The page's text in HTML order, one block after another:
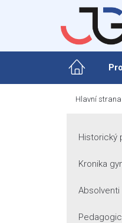
Hlavní strana
Historický
Kronika
Absolventi